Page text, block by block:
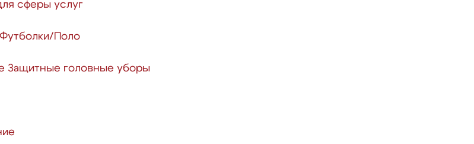
сферы услуг
Футболки/Поло
Защитные головные уборы